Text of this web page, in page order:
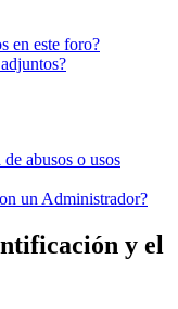
en este foro?
abusos o usos
un Administrador?
y el